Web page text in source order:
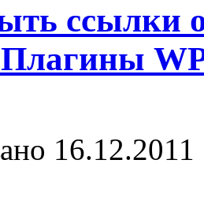
ссылки
16.12.2011